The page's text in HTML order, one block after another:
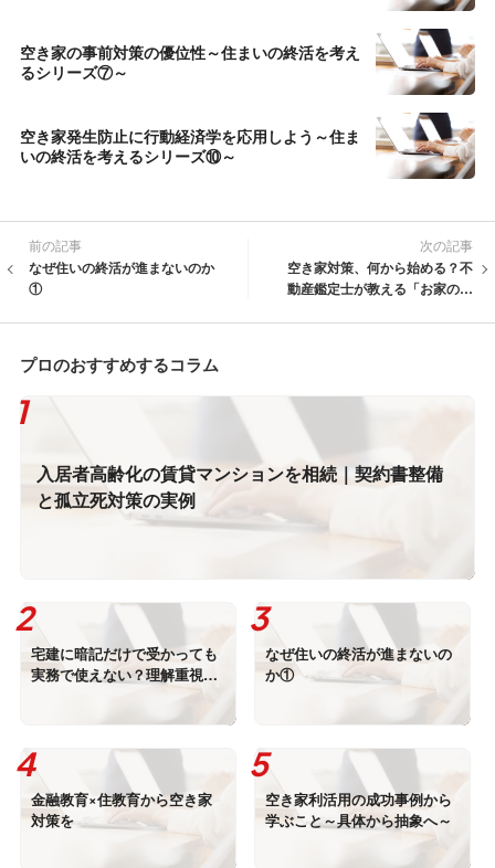
空き家の事前対策の優位性～住まいの終活を考え
るシリーズ⑦～
空き家発生防止に行動経済学を応用しよう～住ま
いの終活を考えるシリーズ⑩～
前の記事
なぜ住いの終活が進まないのか
①
次の記事
空き家対策、何から始める？不
動産鑑定士が教える「お家のリ
プロのおすすめするコラム
入居者高齢化の賃貸マンションを相続｜契約書整備
と孤立死対策の実例
宅建に暗記だけで受かっても
実務で使えない？理解重視の
なぜ住いの終活が進まないの
か①
金融教育×住教育から空き家
対策を
空き家利活用の成功事例から
学ぶこと～具体から抽象へ～